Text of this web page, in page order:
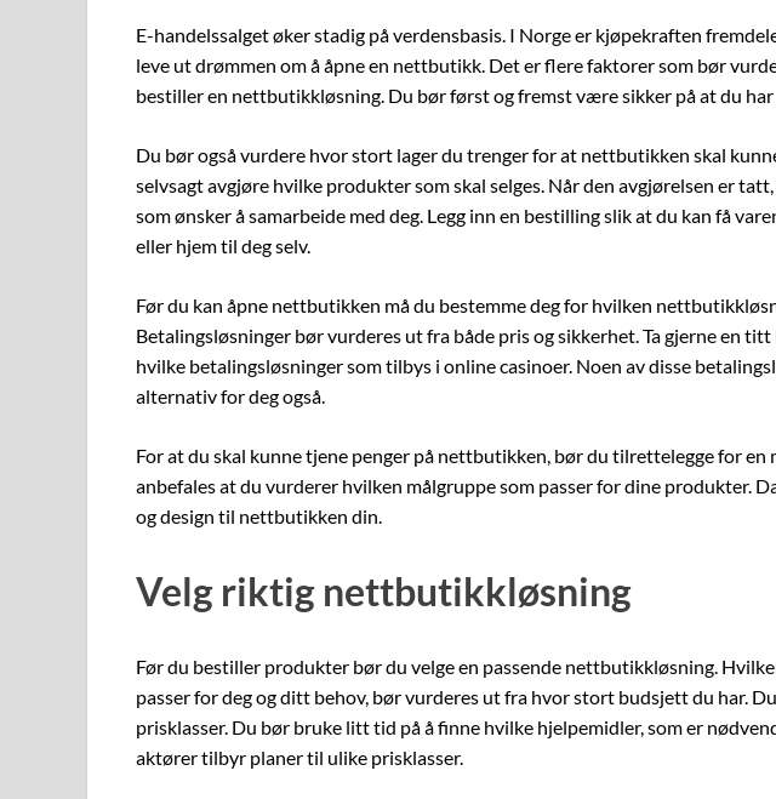
E-handelssalget øker stadig på verdensbasis. I Norge er kjøpekraften
leve ut drømmen om å åpne en nettbutikk. Det er flere faktorer som bør
bestiller en nettbutikkløsning. Du bør først og fremst være sikker på at du
Du bør også vurdere hvor stort lager du trenger for at nettbutikken skal
selvsagt avgjøre hvilke produkter som skal selges. Når den avgjørelsen er
som ønsker å samarbeide med deg. Legg inn en bestilling slik at du kan få
eller hjem til deg selv.
Før du kan åpne nettbutikken må du bestemme deg for hvilken
Betalingsløsninger bør vurderes ut fra både pris og sikkerhet. Ta gjerne en titt
hvilke betalingsløsninger som tilbys i online casinoer. Noen av disse
alternativ for deg også.
For at du skal kunne tjene penger på nettbutikken, bør du tilrettelegge for en
anbefales at du vurderer hvilken målgruppe som passer for dine produkter.
og design til nettbutikken din.
Velg riktig nettbutikkløsning
Før du bestiller produkter bør du velge en passende nettbutikkløsning.
passer for deg og ditt behov, bør vurderes ut fra hvor stort budsjett du har.
prisklasser. Du bør bruke litt tid på å finne hvilke hjelpemidler, som er
aktører tilbyr planer til ulike prisklasser.